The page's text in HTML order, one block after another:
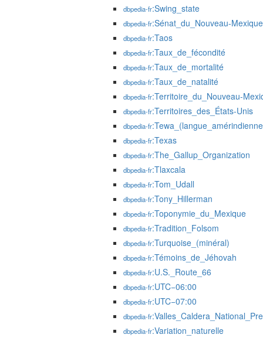
dbpedia-fr:Swing_state
dbpedia-fr:Sénat_du_Nouveau-Mexique
dbpedia-fr:Taos
dbpedia-fr:Taux_de_fécondité
dbpedia-fr:Taux_de_mortalité
dbpedia-fr:Taux_de_natalité
dbpedia-fr:Territoire_du_Nouveau-
dbpedia-fr:Territoires_des_États-Unis
dbpedia-fr
dbpedia-fr:Texas
dbpedia-fr:The_Gallup_Organization
dbpedia-fr:Tlaxcala
dbpedia-fr:Tom_Udall
dbpedia-fr:Tony_Hillerman
dbpedia-fr:Toponymie_du_Mexique
dbpedia-fr:Tradition_Folsom
dbpedia-fr:Turquoise_(minéral)
dbpedia-fr:Témoins_de_Jéhovah
dbpedia-fr:U.S._Route_66
dbpedia-fr:UTC−06:00
dbpedia-fr:UTC−07:00
dbpedia-fr
dbpedia-fr:Variation_naturelle